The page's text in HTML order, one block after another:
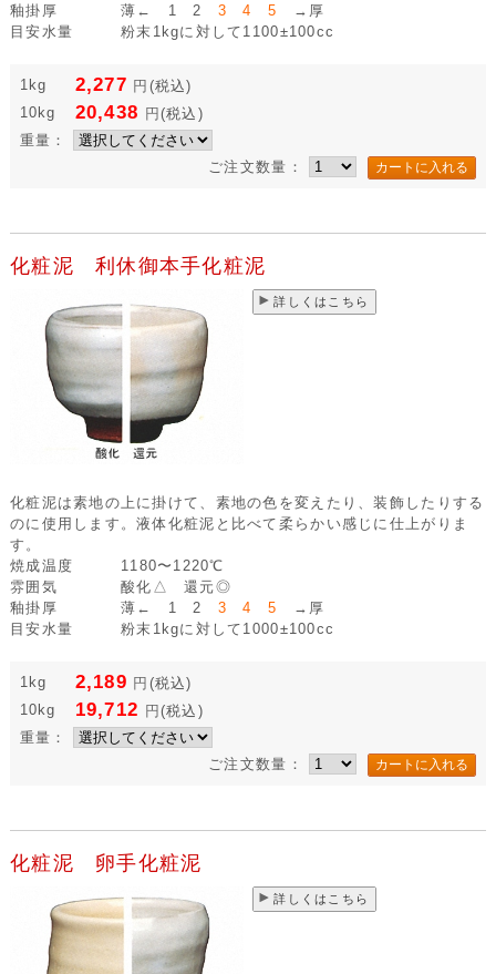
釉掛厚
薄← 1 2 3 4 5
→厚
目安水量
粉末1kgに対して1100±100cc
1kg 2,277 円 (税込)
10kg
20,438 円(税込)
重量：
ご注文数量：
化粧泥 利休御本手化粧泥
詳しくはこちら
化粧泥は素地の上に掛けて、素地の色を変えたり、装飾したりする
のに使用します。液体化粧泥と比べて柔らかい感じに仕上がりま
す。
焼成温度
1180〜1220℃
雰囲気
酸化△ 還元◎
釉掛厚
薄← 1 2 3 4 5
→厚
目安水量
粉末1kgに対して1000±100cc
1kg 2,189 円 (税込)
10kg
19,712 円 (税込)
重量：
ご注文数量：
化粧泥 卵手化粧泥
詳しくはこちら